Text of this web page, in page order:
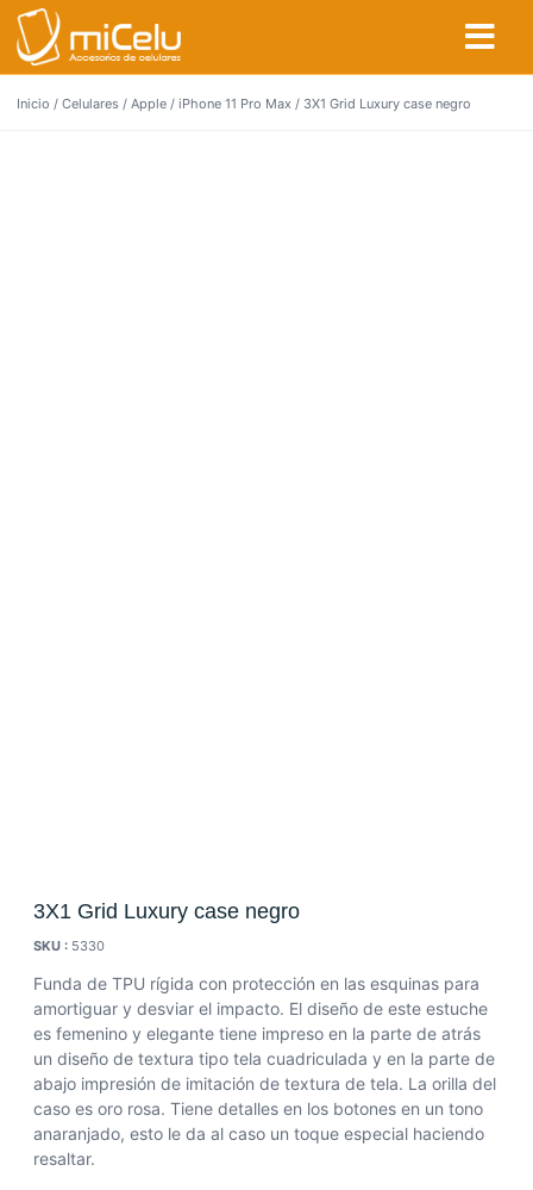
Inicio / Celulares / Apple / iPhone 11 Pro Max / 3X1 Grid Luxury case negro
3X1 Grid Luxury case negro
SKU : 5330
Funda de TPU rígida con protección en las esquinas para
amortiguar y desviar el impacto. El diseño de este estuche
es femenino y elegante tiene impreso en la parte de atrás
un diseño de textura tipo tela cuadriculada y en la parte de
abajo impresión de imitación de textura de tela. La orilla del
caso es oro rosa. Tiene detalles en los botones en un tono
anaranjado, esto le da al caso un toque especial haciendo
resaltar.